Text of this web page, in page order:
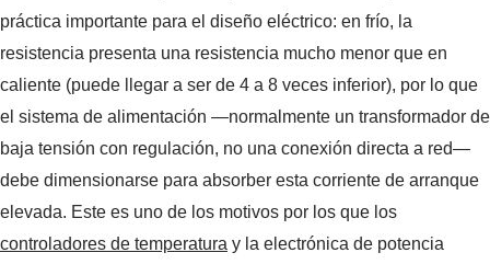
práctica importante para el diseño eléctrico: en frío, la
resistencia presenta una resistencia mucho menor que en
caliente (puede llegar a ser de 4 a 8 veces inferior), por lo que
el sistema de alimentación —normalmente un transformador de
baja tensión con regulación, no una conexión directa a red—
debe dimensionarse para absorber esta corriente de arranque
elevada. Este es uno de los motivos por los que los
controladores de temperatura y la electrónica de potencia